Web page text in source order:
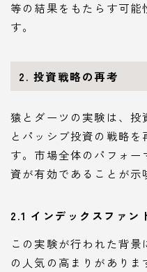
等の結果をもたらす可能
す。
2. 投資戦略の再考
猿とダーツの実験は、
とパッシブ投資の戦略
す。市場全体のパフォ
資が有効であることが示
2.1 インデックスファン
この実験が行われた背
の人気の高まりがあり